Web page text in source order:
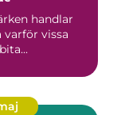
handlar
vissa